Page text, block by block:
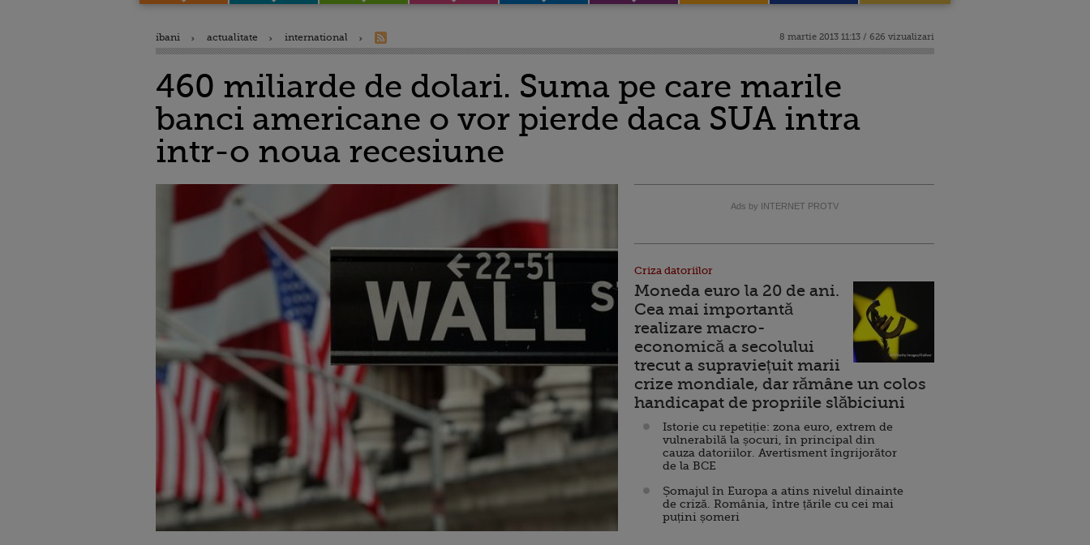
ibani actualitate international 8 martie 2013 11:13 / 626 vizualizari
460 miliarde de dolari. Suma pe care marile
banci americane o vor pierde daca SUA intra
intr-o noua recesiune
Ads by INTERNET PROTV
Criza datoriilor
Moneda euro la 20 de ani.
Cea mai importantă
realizare macro-
economică a secolului
trecut a supraviețuit marii
crize mondiale, dar rămâne un colos
handicapat de propriile slăbiciuni
Istorie cu repetiție: zona euro, extrem de
vulnerabilă la șocuri, în principal din
cauza datoriilor. Avertisment îngrijorător
de la BCE
Șomajul în Europa a atins nivelul dinainte
de criză. România, între țările cu cei mai
puțini șomeri